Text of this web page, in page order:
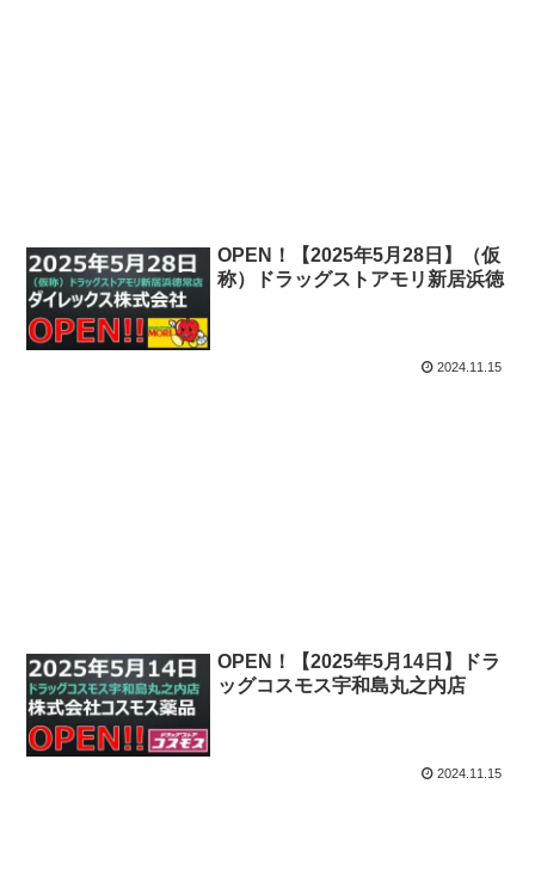
OPEN！【2025年5月28日】（仮
称）ドラッグストアモリ新居浜徳
2024.11.15
OPEN！【2025年5月14日】ドラ
ッグコスモス宇和島丸之内店
2024.11.15